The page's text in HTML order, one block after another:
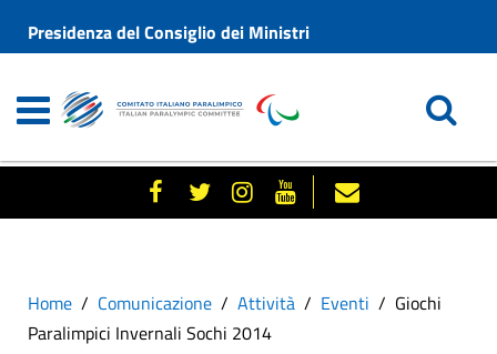
Presidenza del Consiglio dei Ministri
Home Comunicazione Attività Eventi
Giochi
Paralimpici Invernali Sochi 2014